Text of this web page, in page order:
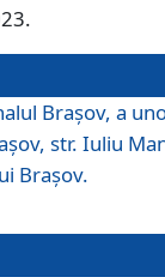
Brașov, a
str. Iuliu
Brașov.